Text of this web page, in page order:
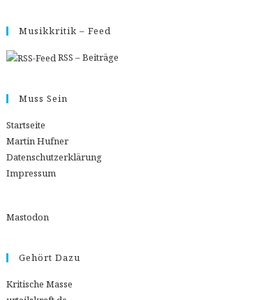
Musikkritik – Feed
RSS – Beiträge
Muss Sein
Startseite
Martin Hufner
Datenschutzerklärung
Impressum
Mastodon
Gehört Dazu
Kritische Masse